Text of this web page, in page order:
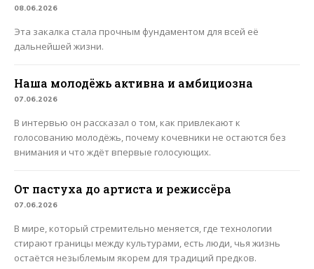
08.06.2026
Эта закалка стала прочным фундаментом для всей её
дальнейшей жизни.
Наша молодёжь активна и амбициозна
07.06.2026
В интервью он рассказал о том, как привлекают к
голосованию молодёжь, почему кочевники не остаются без
внимания и что ждёт впервые голосующих.
От пастуха до артиста и режиссёра
07.06.2026
В мире, который стремительно меняется, где технологии
стирают границы между культурами, есть люди, чья жизнь
остаётся незыблемым якорем для традиций предков.